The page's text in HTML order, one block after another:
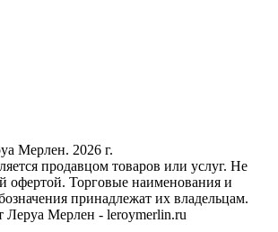
Мерлен. 2026 г.
продавцом товаров или услуг. Не
офертой. Торговые наименования и
принадлежат их владельцам.
Мерлен - leroymerlin.ru